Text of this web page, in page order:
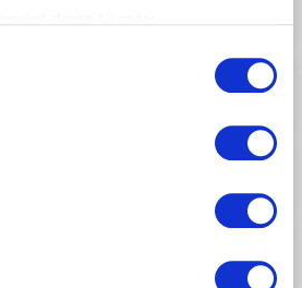
127 :-
Mrs Mighetto - 2-Pack
Strykmärken Flying Sparrow